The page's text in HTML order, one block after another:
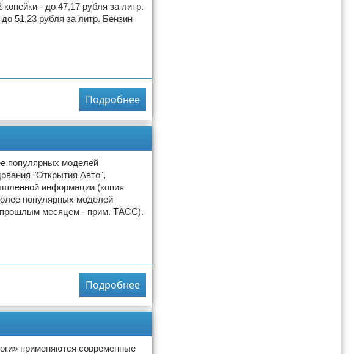
- до 47,17 рубля за литр.
51,23 рубля за литр. Бензин
Подробнее
популярных моделей
"Открытия Авто",
информации (копия
популярных моделей
прошлым месяцем - прим. ТАСС).
Подробнее
применяются современные